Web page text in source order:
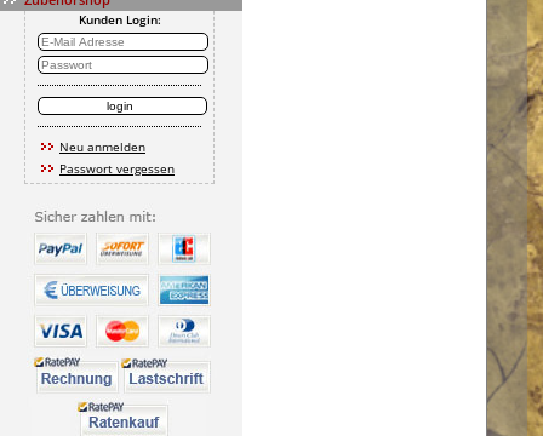
Kunden Login:
Neu anmelden
Passwort vergessen